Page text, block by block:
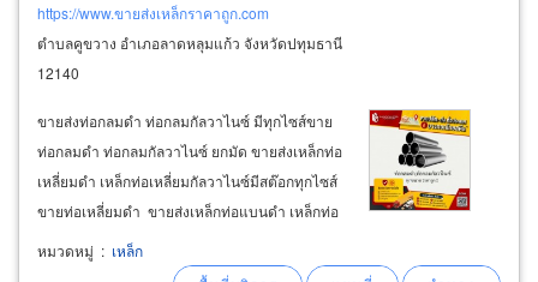
https://www.ขายส่งเหล็กราคาถูก.com
ตำบลคูขวาง อำเภอลาดหลุมแก้ว จังหวัดปทุมธานี
12140
ขายส่งท่อกลมดำ ท่อกลมกัลวาไนซ์ มีทุกไซส์ขาย
ท่อกลมดำ ท่อกลมกัลวาไนซ์ ยกมัด ขายส่งเหล็กท่อ
เหลี่ยมดำ เหล็กท่อเหลี่ยมกัลวาไนซ์มีสต๊อกทุกไซส์
ขายท่อเหลี่ยมดำ ขายส่งเหล็กท่อแบนดำ เหล็กท่อ
แบนกัลวาไนซ์มีทุกไซส์ ขายส่งเหล็กตัวซีดำ เหล็ก
ตัวซีกัลวาไนซ์มีสต๊อกทุกขนาด ขายส่งเหล็กบีมรา
หมวดหมู่ : เหล็ก